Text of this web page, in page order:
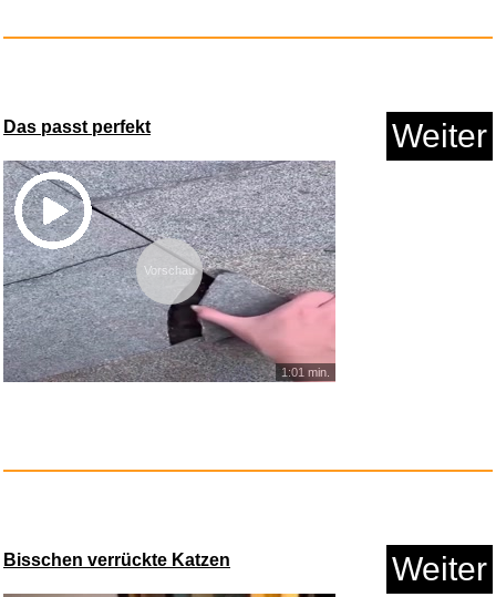
Anzeige
Das passt perfekt Weiter
Vorschau
1:01 min.
Bisschen verrückte Katzen Weiter